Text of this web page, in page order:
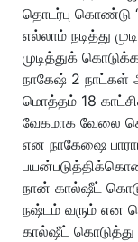
தொடர்பு கொண்டு
எல்லாம் நடித்து
முடித்துக்
நாகேஷ் 2 நாட்கள்
மொத்தம் 18
வேகமாக வேலை
என நாகேஷை
நான் கால்ஷீட்
நஷ்டம் வரும்
கால்ஷீட்